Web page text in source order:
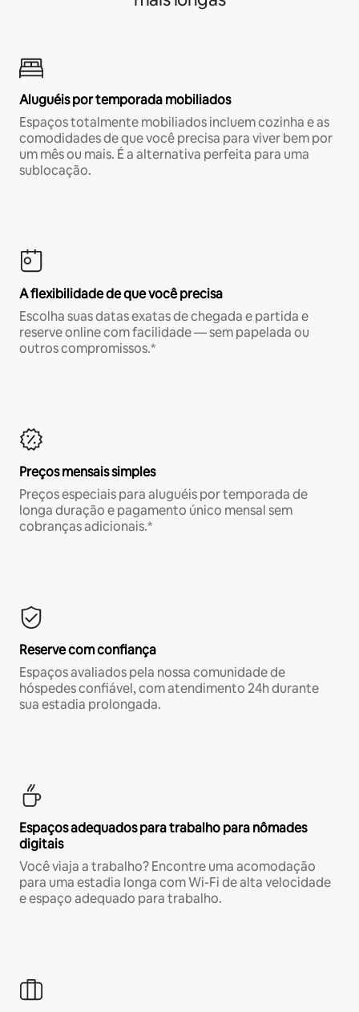
Aluguéis por temporada mobiliados
Espaços totalmente mobiliados incluem cozinha e as
comodidades de que você precisa para viver bem por
um mês ou mais. É a alternativa perfeita para uma
sublocação.
A flexibilidade de que você precisa
Escolha suas datas exatas de chegada e partida e
reserve online com facilidade — sem papelada ou
outros compromissos.*
Preços mensais simples
Preços especiais para aluguéis por temporada de
longa duração e pagamento único mensal sem
cobranças adicionais.*
Reserve com confiança
Espaços avaliados pela nossa comunidade de
hóspedes confiável, com atendimento 24h durante
sua estadia prolongada.
Espaços adequados para trabalho para nômades
digitais
Você viaja a trabalho? Encontre uma acomodação
para uma estadia longa com Wi-Fi de alta velocidade
e espaço adequado para trabalho.